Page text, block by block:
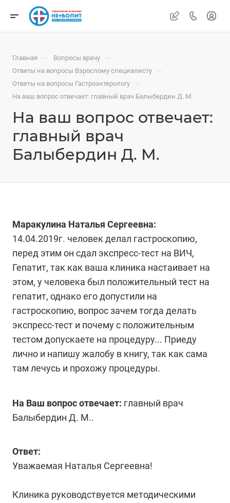
Главная — Вопросы врачу —
Ответы на вопросы Взрослому специалисту —
Ответы на вопросы Гастроэнтерологу —
На ваш вопрос отвечает: главный врач Балыбердин Д. М.
На ваш вопрос отвечает:
главный врач
Балыбердин Д. М.
Маракулина Наталья Сергеевна:
14.04.2019г. человек делал гастроскопию,
перед этим он сдал экспресс-тест на ВИЧ,
Гепатит, так как ваша клиника настаивает на
этом, у человека был положительный тест на
гепатит, однако его допустили на
гастроскопию, вопрос зачем тогда делать
экспресс-тест и почему с положительным
тестом допускаете на процедуру... Приеду
лично и напишу жалобу в книгу, так как сама
там лечусь и прохожу процедуры.
На Ваш вопрос отвечает: главный врач
Балыбердин Д. М..
Ответ:
Уважаемая Наталья Сергеевна!
Клиника руководствуется методическими